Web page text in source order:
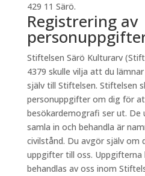
429 11 Särö.
Registrering av
Stiftelsen Särö Kulturarv
4379 skulle vilja att du
själv till Stiftelsen. Stiftelsen
personuppgifter om dig för
besökardemografi ser ut.
samla in och behandla är
civilstånd. Du avgör själv om
uppgifter till oss.
behandlas av oss inom